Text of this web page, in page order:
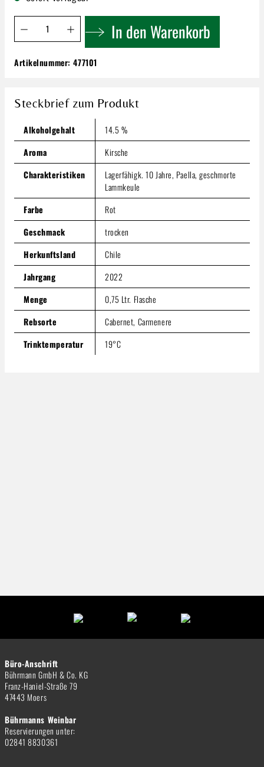
Produkt Anzahl: Gib den gewünschten Wert ein oder
In den Warenkorb
Casa Silva Quinta | Generación Red
Inhalt:0.75 Liter(26,65 € / 1 Liter)
Preise inkl. MwSt. zzgl. Versandkosten
Produkt Anzahl: Gib den gewünschten Wert ein oder
In den Warenkorb
Artikelnummer:477101
Steckbrief zum Produkt
Alkoholgehalt
14.5 %
Aroma
Kirsche
Charakteristiken
Lagerfähigk. 10 Jahre, Paella, geschmorte
Lammkeule
Farbe
Rot
Geschmack
trocken
Herkunftsland
Chile
Jahrgang
2022
Menge
0,75 Ltr. Flasche
Rebsorte
Cabernet, Carmenere
Trinktemperatur
19°C
Büro-Anschrift
Bührmann GmbH & Co. KG
Franz-Haniel-Straße 79
47443 Moers
Bührmanns Weinbar
Reservierungen unter:
02841 8830361